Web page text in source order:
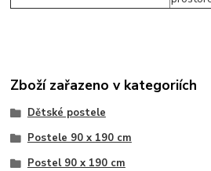
Zboží zařazeno v kategoriích
Dětské postele
Postele 90 x 190 cm
Postel 90 x 190 cm